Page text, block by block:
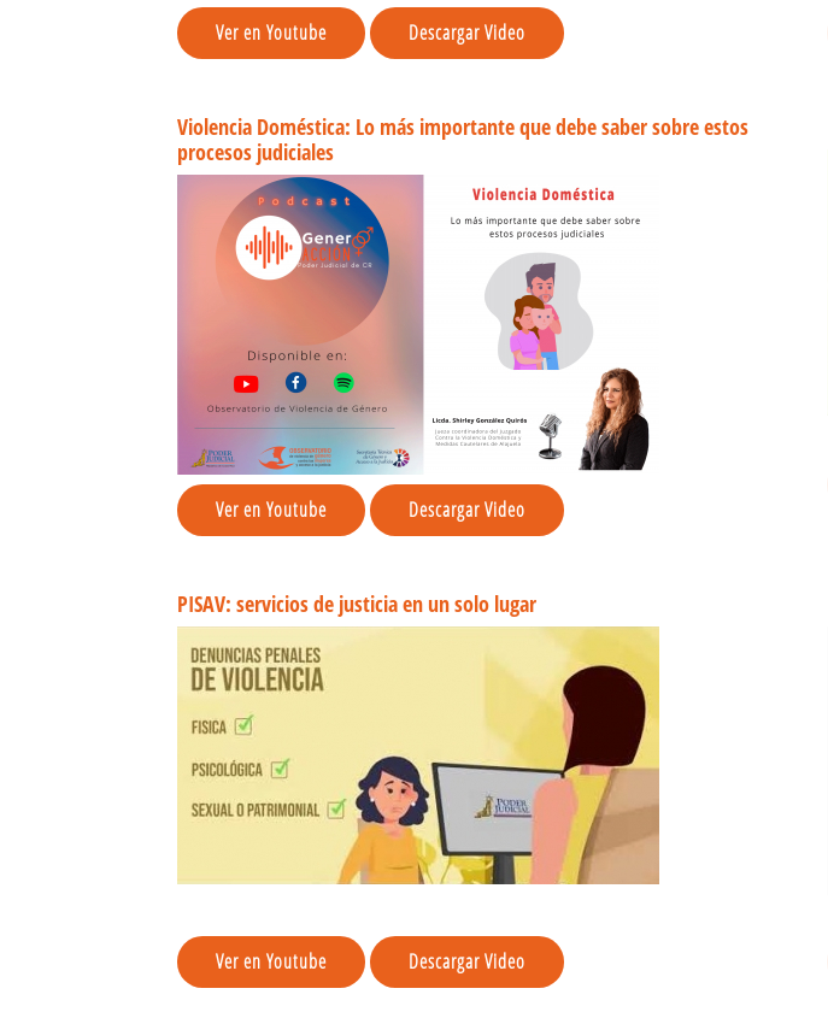
Ver en Youtube Descargar Video
Violencia Doméstica: Lo más importante que debe saber sobre estos
procesos judiciales
Ver en Youtube Descargar Video
PISAV: servicios de justicia en un solo lugar
Ver en Youtube Descargar Video